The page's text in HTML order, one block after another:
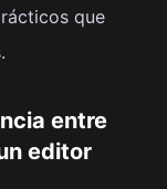
que
entre
editor